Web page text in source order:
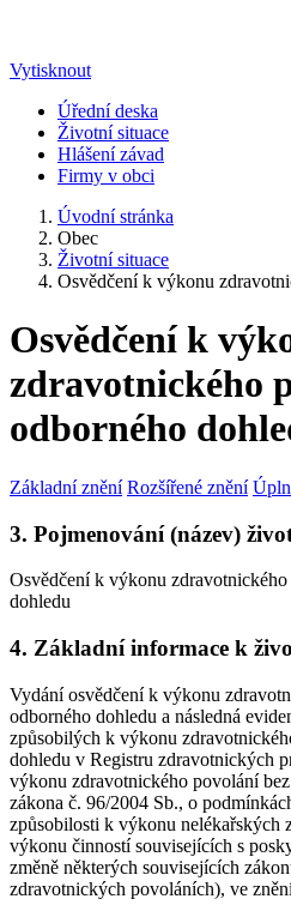
Vytisknout
Úřední deska
Životní situace
Hlášení závad
Firmy v obci
Úvodní stránka
Obec
Životní situace
Osvědčení k výkonu
Osvědčení k
zdravotnického
odborného
Základní znění Rozšířené znění
3. Pojmenování (název)
Osvědčení k výkonu
dohledu
4. Základní informace k
Vydání osvědčení k výkonu
odborného dohledu a následná
způsobilých k výkonu
dohledu v Registru zdravotnických
výkonu zdravotnického povolání
zákona č. 96/2004 Sb., o
způsobilosti k výkonu nelékařských
výkonu činností souvisejících s
změně některých souvisejících
zdravotnických povoláních), ve